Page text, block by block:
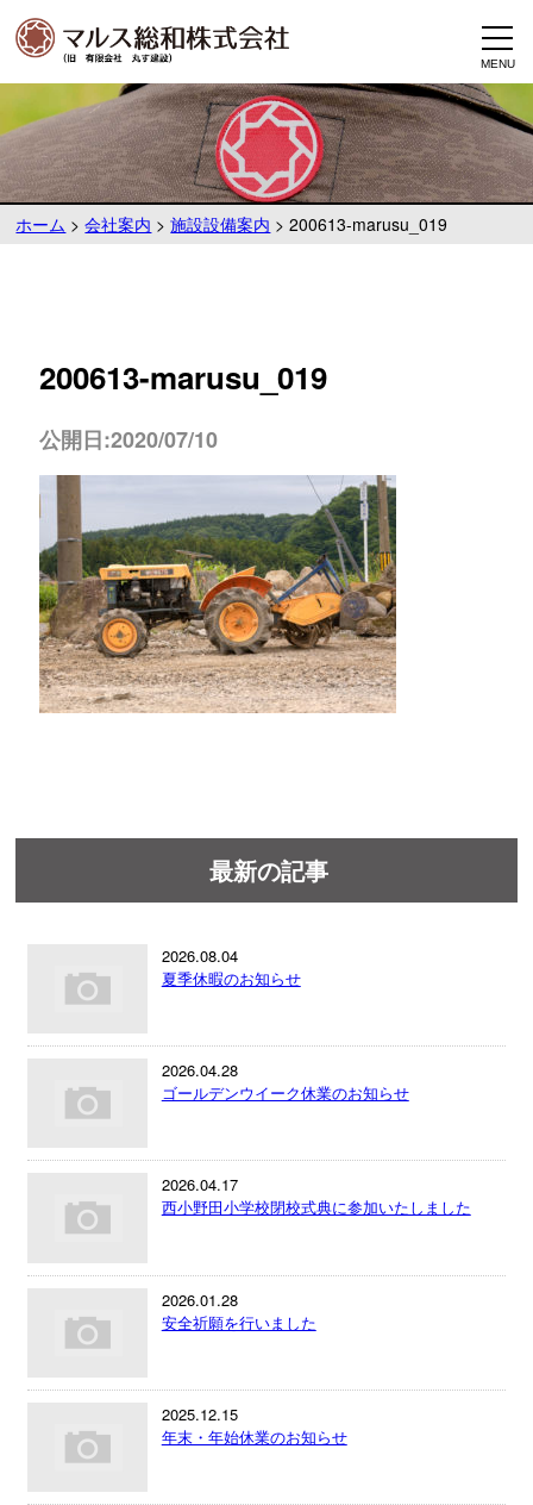
ホーム >会社案内 >施設設備案内 >200613-marusu_019
200613-marusu_019
公開日:2020/07/10
最新の記事
2026.08.04
夏季休暇のお知らせ
2026.04.28
ゴールデンウイーク休業のお知らせ
2026.04.17
西小野田小学校閉校式典に参加いたしました
2026.01.28
安全祈願を行いました
2025.12.15
年末・年始休業のお知らせ